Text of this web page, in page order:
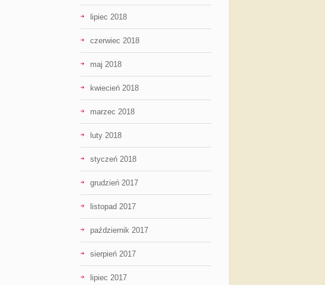
lipiec 2018
czerwiec 2018
maj 2018
kwiecień 2018
marzec 2018
luty 2018
styczeń 2018
grudzień 2017
listopad 2017
październik 2017
sierpień 2017
lipiec 2017